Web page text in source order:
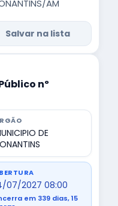
AM
Salvar na lista
nº
DE
07/2027 08:00
em 339 dias, 15